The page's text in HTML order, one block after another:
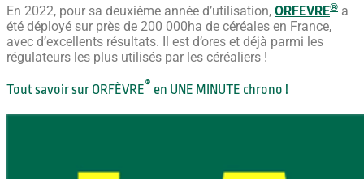
En 2022, pour sa deuxième année d’utilisation, ORFEVRE® a
été déployé sur près de 200 000ha de céréales en France,
avec d’excellents résultats. Il est d’ores et déjà parmi les
régulateurs les plus utilisés par les céréaliers !
Tout savoir sur ORFÈVRE® en UNE MINUTE chrono !